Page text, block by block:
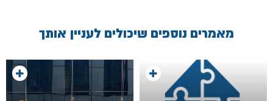
מאמרים נוספים שיכולים לעניין אותך